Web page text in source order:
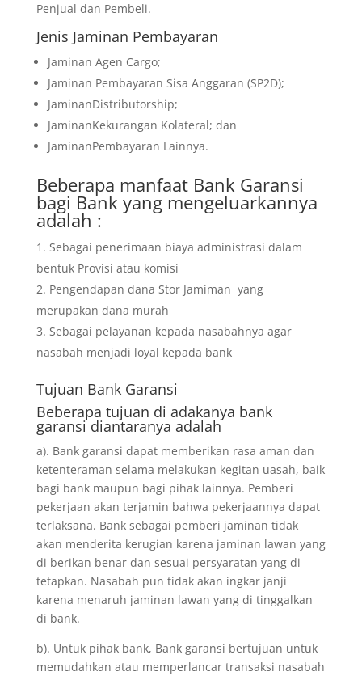
Penjual dan Pembeli.
Jenis Jaminan Pembayaran
Jaminan Agen Cargo;
Jaminan Pembayaran Sisa Anggaran (SP2D);
JaminanDistributorship;
JaminanKekurangan Kolateral; dan
JaminanPembayaran Lainnya.
Beberapa manfaat Bank Garansi
bagi Bank yang mengeluarkannya
adalah :
Sebagai penerimaan biaya administrasi dalam
bentuk Provisi atau komisi
Pengendapan dana Stor Jamiman yang
merupakan dana murah
Sebagai pelayanan kepada nasabahnya agar
nasabah menjadi loyal kepada bank
Tujuan Bank Garansi
Beberapa tujuan di adakanya bank
garansi diantaranya adalah
a). Bank garansi dapat memberikan rasa aman dan
ketenteraman selama melakukan kegitan uasah, baik
bagi bank maupun bagi pihak lainnya. Pemberi
pekerjaan akan terjamin bahwa pekerjaannya dapat
terlaksana. Bank sebagai pemberi jaminan tidak
akan menderita kerugian karena jaminan lawan yang
di berikan benar dan sesuai persyaratan yang di
tetapkan. Nasabah pun tidak akan ingkar janji
karena menaruh jaminan lawan yang di tinggalkan
di bank.
b). Untuk pihak bank, Bank garansi bertujuan untuk
memudahkan atau memperlancar transaksi nasabah